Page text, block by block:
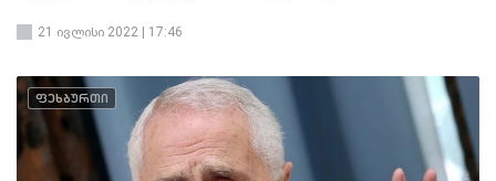
21 ივლისი 2022 | 17:46
ფეხბურთი